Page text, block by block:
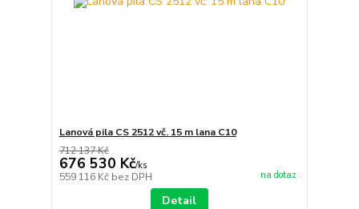
Lanová pila CS 2512 vč. 15 m lana C10
712 137 Kč
676 530 Kč/ks
559 116 Kč bez DPH na dotaz
Detail